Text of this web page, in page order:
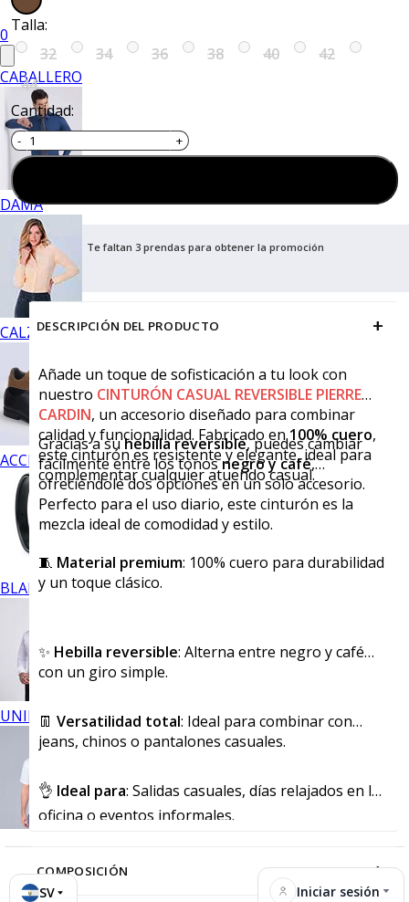
0
CABALLERO
DAMA
CALZADO
ACCESORIOS
BLANCOS
UNIFORMES
SV Iniciar sesión
Talla:
32
34 36 38 40
42
44
Cantidad:
Te faltan 3 prendas para obtener la promoción
DESCRIPCIÓN DEL PRODUCTO +
Añade un toque de sofisticación a tu look con
nuestro CINTURÓN CASUAL REVERSIBLE PIERRE
CARDIN, un accesorio diseñado para combinar
calidad y funcionalidad. Fabricado en100% cuero,
este cinturón es resistente y elegante, ideal para
complementar cualquier atuendo casual.
Gracias a suhebilla reversible, puedes cambiar
fácilmente entre los tonosnegro y café,
ofreciéndole dos opciones en un solo accesorio.
Perfecto para el uso diario, este cinturón es la
mezcla ideal de comodidad y estilo.
🧵 Material premium: 100% cuero para durabilidad
y un toque clásico.
✨ Hebilla reversible: Alterna entre negro y café
con un giro simple.
👖 Versatilidad total: Ideal para combinar con
jeans, chinos o pantalones casuales.
👌 Ideal para: Salidas casuales, días relajados en la
oficina o eventos informales.
COMPOSICIÓN +